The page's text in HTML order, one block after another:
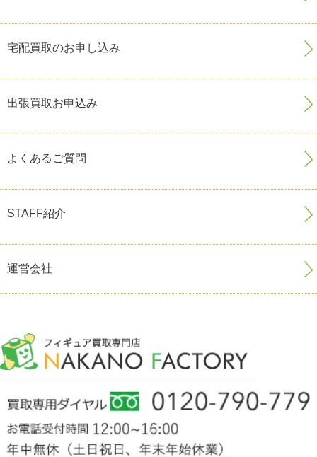
宅配買取のお申し込み
出張買取お申込み
よくあるご質問
STAFF紹介
運営会社